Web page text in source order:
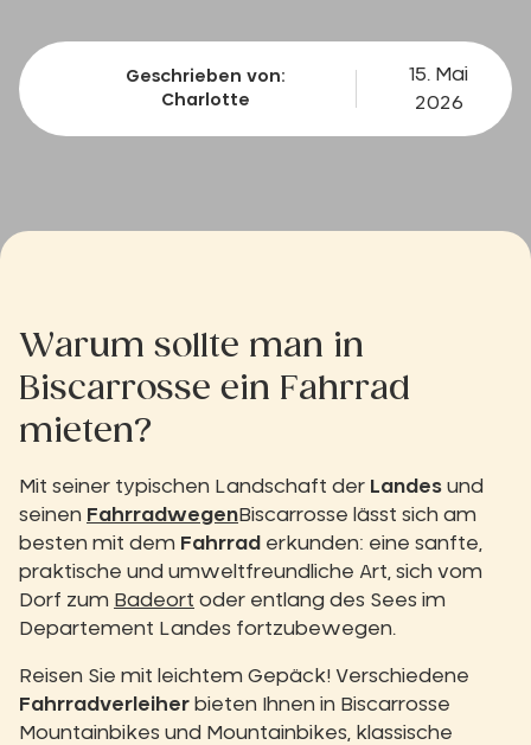
Geschrieben von:
Charlotte
15. Mai
2026
Warum sollte man in
Biscarrosse ein Fahrrad
mieten?
Mit seiner typischen Landschaft der Landes und
seinen FahrradwegenBiscarrosse lässt sich am
besten mit dem Fahrrad erkunden: eine sanfte,
praktische und umweltfreundliche Art, sich vom
Dorf zum Badeort oder entlang des Sees im
Departement Landes fortzubewegen.
Reisen Sie mit leichtem Gepäck! Verschiedene
Fahrradverleiher bieten Ihnen in Biscarrosse
Mountainbikes und Mountainbikes, klassische